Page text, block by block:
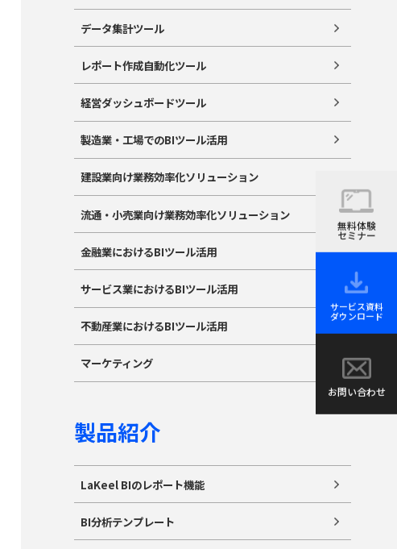
無料体験
セミナー
サービス資料
ダウンロード
お問い合わせ
データ集計ツール
レポート作成自動化ツール
経営ダッシュボードツール
製造業・工場でのBIツール活用
建設業向け業務効率化ソリューション
流通・小売業向け業務効率化ソリューション
金融業におけるBIツール活用
サービス業におけるBIツール活用
不動産業におけるBIツール活用
マーケティング
製品紹介
LaKeel BIのレポート機能
BI分析テンプレート